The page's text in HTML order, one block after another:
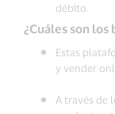
débito.
¿Cuáles son
Estas
y vender
A través de